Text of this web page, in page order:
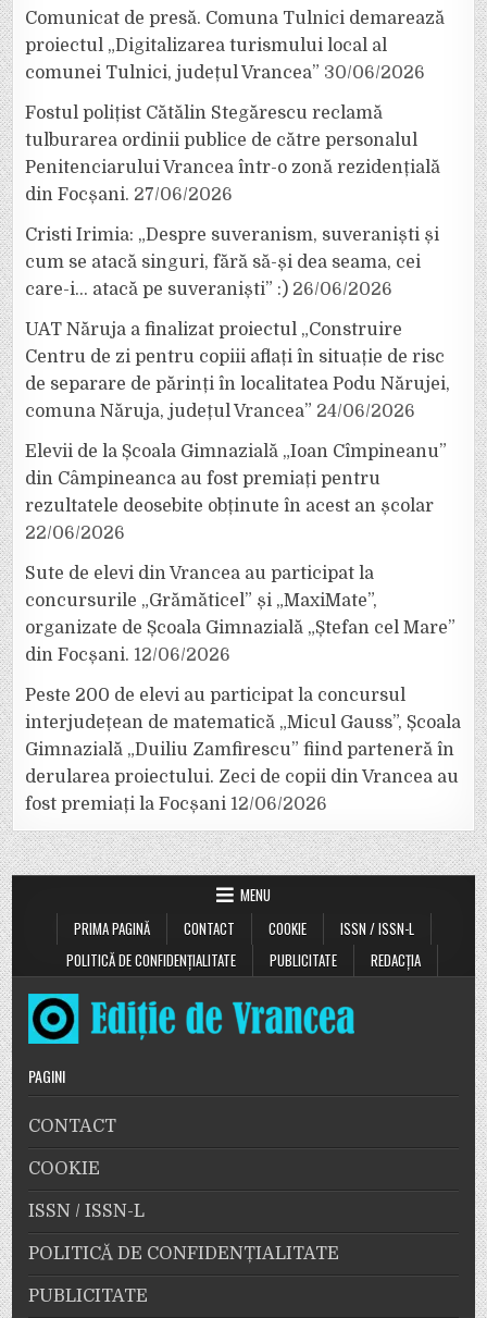
Comunicat de presă. Comuna Tulnici demarează
proiectul „Digitalizarea turismului local al
comunei Tulnici, județul Vrancea” 30/06/2026
Fostul polițist Cătălin Stegărescu reclamă
tulburarea ordinii publice de către personalul
Penitenciarului Vrancea într-o zonă rezidențială
din Focșani. 27/06/2026
Cristi Irimia: „Despre suveranism, suveraniști și
cum se atacă singuri, fără să-și dea seama, cei
care-i… atacă pe suveraniști” :) 26/06/2026
UAT Năruja a finalizat proiectul „Construire
Centru de zi pentru copiii aflați în situație de risc
de separare de părinți în localitatea Podu Nărujei,
comuna Năruja, județul Vrancea” 24/06/2026
Elevii de la Școala Gimnazială „Ioan Cîmpineanu”
din Câmpineanca au fost premiați pentru
rezultatele deosebite obținute în acest an școlar
22/06/2026
Sute de elevi din Vrancea au participat la
concursurile „Grămăticel” și „MaxiMate”,
organizate de Școala Gimnazială „Ștefan cel Mare”
din Focșani. 12/06/2026
Peste 200 de elevi au participat la concursul
interjudețean de matematică „Micul Gauss”, Școala
Gimnazială „Duiliu Zamfirescu” fiind parteneră în
derularea proiectului. Zeci de copii din Vrancea au
fost premiați la Focșani 12/06/2026
MENU
PRIMA PAGINĂ
CONTACT COOKIE
ISSN / ISSN-L
POLITICĂ DE CONFIDENȚIALITATE
PUBLICITATE REDACȚIA
PAGINI
CONTACT
COOKIE
ISSN / ISSN-L
POLITICĂ DE CONFIDENȚIALITATE
PUBLICITATE